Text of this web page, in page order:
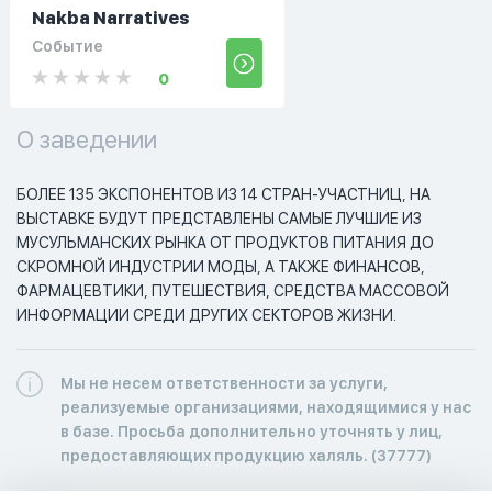
Nakba Narratives
Событие
0
О заведении
БОЛЕЕ 135 ЭКСПОНЕНТОВ ИЗ 14 СТРАН-УЧАСТНИЦ, НА
ВЫСТАВКЕ БУДУТ ПРЕДСТАВЛЕНЫ САМЫЕ ЛУЧШИЕ ИЗ
МУСУЛЬМАНСКИХ РЫНКА ОТ ПРОДУКТОВ ПИТАНИЯ ДО
СКРОМНОЙ ИНДУСТРИИ МОДЫ, А ТАКЖЕ ФИНАНСОВ,
ФАРМАЦЕВТИКИ, ПУТЕШЕСТВИЯ, СРЕДСТВА МАССОВОЙ
ИНФОРМАЦИИ СРЕДИ ДРУГИХ СЕКТОРОВ ЖИЗНИ.
Мы не несем ответственности за услуги,
реализуемые организациями, находящимися у нас
в базе. Просьба дополнительно уточнять у лиц,
предоставляющих продукцию халяль. (37777)